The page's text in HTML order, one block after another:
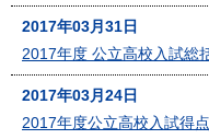
2017年03月31日
2017年度 公立高校入試総
2017年03月24日
2017年度公立高校入試得